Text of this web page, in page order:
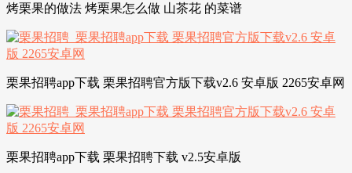
烤栗果的做法 烤栗果怎么做 山茶花 的菜谱
栗果招聘app下载 栗果招聘官方版下载v2.6 安卓版 2265安卓网
栗果招聘app下载 栗果招聘下载 v2.5安卓版